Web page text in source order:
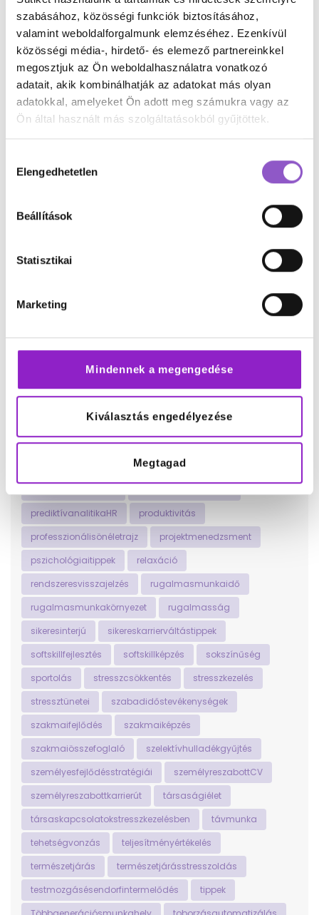
szabásához, közösségi funkciók biztosításához,
valamint weboldalforgalmunk elemzéséhez. Ezenkívül
közösségi média-, hirdető- és elemező partnereinkkel
megosztjuk az Ön weboldalhasználatra vonatkozó
adatait, akik kombinálhatják az adatokat más olyan
adatokkal, amelyeket Ön adott meg számukra vagy az
Ön által használt más szolgáltatásokból gyűjtöttek.
kiválasztása
Elengedhetetlen
Beállítások
Statisztikai
Marketing
Mindennek a megengedése
Kiválasztás engedélyezése
Megtagad
munkaerőpiaciversenyképesség40felett
munkahelyiegészségmegőrzés
munkahelyijólét
munkahelyijóllét
munkahelyikészségek
munkahelyikommunikáció
munkahelyikultúra
munkahelyirugalmasság
munkahelyistressz
munkaterheklevezetése
munkavállalóielköteleződés
munkavállalóiélmény
munkavállalóimotiváció
nyíltkommunikáció
olvasásmintstresszoldó
önismeretfejlesztése
onlinejelenlét
onlineképzések
onlinetanfolyamok
önmegvalósításútjai
önvizsgálatésreflexió
otthonimunkavégzés
pihenésésregenerálódás
pihentetőszabadidőstevékenységek
prediktívanalitikaHR
produktivitás
professzionálisönéletrajz
projektmenedzsment
pszichológiaitippek
relaxáció
rendszeresvisszajelzés
rugalmasmunkaidő
rugalmasmunkakörnyezet
rugalmasság
sikeresinterjú
sikereskarrierváltástippek
softskillfejlesztés
softskillképzés
sokszínűség
sportolás
stresszcsökkentés
stresszkezelés
stressztünetei
szabadidőstevékenységek
szakmaifejlődés
szakmaiképzés
szakmaiösszefoglaló
szelektívhulladékgyűjtés
személyesfejlődésstratégiái
személyreszabottCV
személyreszabottkarrierút
társaságiélet
társaskapcsolatokstresszkezelésben
távmunka
tehetségvonzás
teljesítményértékelés
természetjárás
természetjárásstresszoldás
testmozgásésendorfintermelődés
tippek